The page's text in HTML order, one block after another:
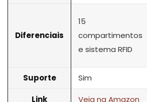
Diferenciais
15
compartimentos
e sistema RFID
Suporte Sim
Link Veja na Amazon